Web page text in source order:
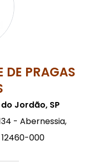
DE PRAGAS
Jordão, SP
- Abernessia,
000